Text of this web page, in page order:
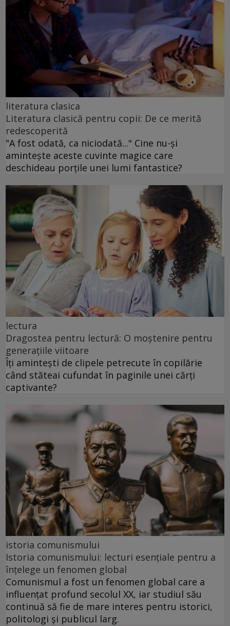
literatura clasica
Literatura clasică pentru copii: De ce merită
redescoperită
"A fost odată, ca niciodată..." Cine nu-și
amintește aceste cuvinte magice care
deschideau porțile unei lumi fantastice?
lectura
Dragostea pentru lectură: O moștenire pentru
generațiile viitoare
Îți amintești de clipele petrecute în copilărie
când stăteai cufundat în paginile unei cărți
captivante?
istoria comunismului
Istoria comunismului: lecturi esențiale pentru a
înțelege un fenomen global
Comunismul a fost un fenomen global care a
influențat profund secolul XX, iar studiul său
continuă să fie de mare interes pentru istorici,
politologi și publicul larg.